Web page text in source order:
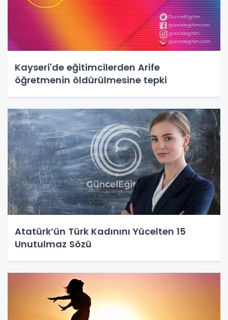
Kayseri'de eğitimcilerden Arife
öğretmenin öldürülmesine tepki
Atatürk’ün Türk Kadınını Yücelten 15
Unutulmaz Sözü